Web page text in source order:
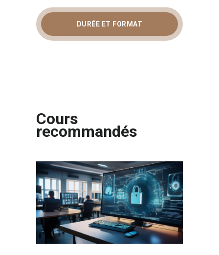
DURÉE ET FORMAT
Cours
recommandés